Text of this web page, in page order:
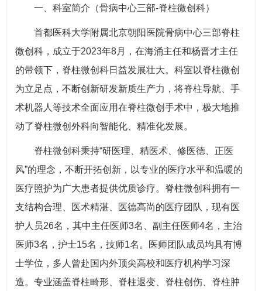
一、科室简介（骨病中心三部-脊柱微创科）
首都医科大学附属北京朝阳医院骨病中心三部脊柱
微创科，成立于2023年8月，在海涌主任和杨晋才主任
的带领下，脊柱微创科日益发展壮大。科室以脊柱微创
为立足点，不断创新研发新质生产力，将脊柱导航、手
术机器人等技术全面应用在脊柱微创手术中，极大地推
动了脊柱微创外科向智能化、精准化发展。
脊柱微创科秉持“研医理、精医术、修医德、正医
风”的理念，不断开拓创新，以专业的医疗水平和温暖的
医疗照护为广大患者提供优质诊疗。脊柱微创科拥有一
支结构合理、医术精湛、医德高尚的医疗团队，现有医
护人员26名，其中主任医师3名、副主任医师4名，主治
医师3名，护士15名，技师1名。医师团队成员均具有博
士学位，多人曾赴国内外顶尖高校和医疗机构学习深
造。专业涵盖脊柱畸形、脊柱退变、脊柱创伤、脊柱肿